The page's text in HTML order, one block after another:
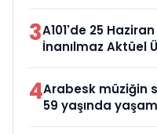
3A101'de 25
İnanılmaz Aktüel
4Arabesk müziğin
59 yaşında